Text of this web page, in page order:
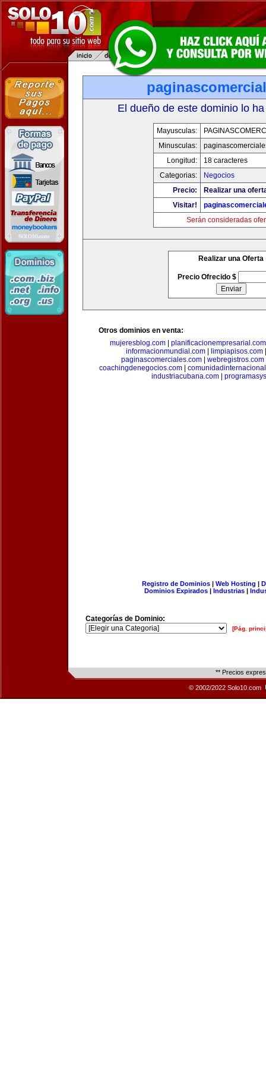
El dueño de este dominio lo
Mayusculas:
Minusculas:
Longitud:
18 caracteres
Categorias:
Negocios
Precio:
Realizar una
Visitar!
Serán consideradas
Realizar una Oferta
Precio Ofrecido $
Otros dominios en venta:
mujeresblog.com
planificacionempresarial.com
informacionmundial.com| limpiapisos.com
paginascomerciales.com| webregistros.com
coachingdenegocios.com
industriacubana.com
Registro de Dominios| Web Hosting |
Dominios Expirados | Industrias |
Categorías de Dominio:
[Pág.
** Precios
© 2002/2022 Solo10.com